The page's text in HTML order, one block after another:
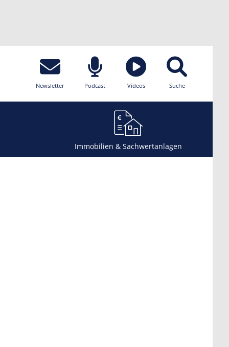
Newsletter Podcast Videos Suche
Immobilien & Sachwertanlagen